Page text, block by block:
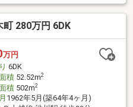
280万円 6DK
万円
6DK
積52.52m2
積502m2
1962年5月(築64年4ヶ月)